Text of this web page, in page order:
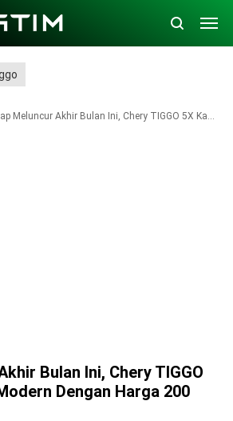
Meluncur Akhir Bulan Ini, Chery TIGGO 5X Kasih Fitur Modern dengan Harga 200 Jutaan Doang
Bulan Ini, Chery TIGGO
Dengan Harga 200